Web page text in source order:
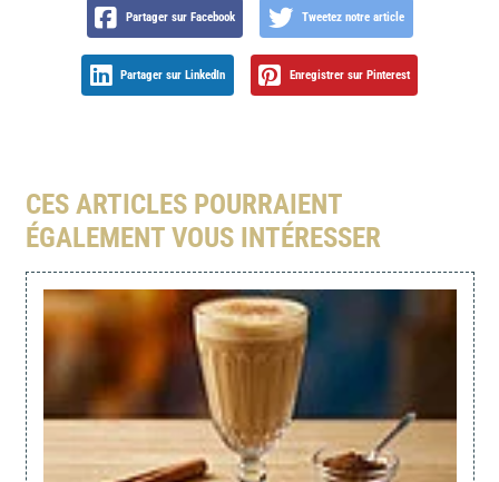
Partager sur Facebook Tweetez notre article
Partager sur LinkedIn Enregistrer sur Pinterest
CES ARTICLES POURRAIENT
ÉGALEMENT VOUS INTÉRESSER